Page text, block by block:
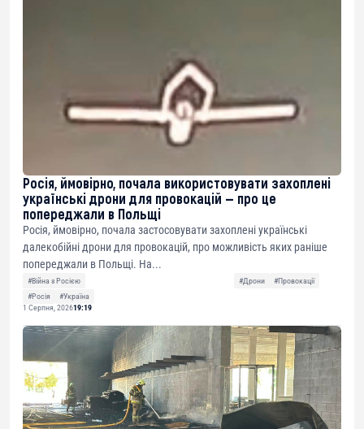
Росія, ймовірно, почала використовувати захоплені
українські дрони для провокацій — про це
попереджали в Польщі
Росія, ймовірно, почала застосовувати захоплені українські
далекобійні дрони для провокацій, про можливість яких раніше
попереджали в Польщі. На...
#Війна з Росією #Дрони
#Провокації
#Росія
#Україна
1 Серпня, 202619:19